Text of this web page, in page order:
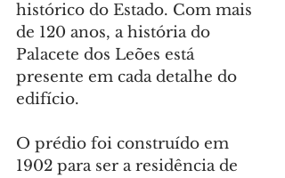
histórico do Estado. Com mais
de 120 anos, a história do
Palacete dos Leões está
presente em cada detalhe do
edifício.
O prédio foi construído em
1902 para ser a residência de